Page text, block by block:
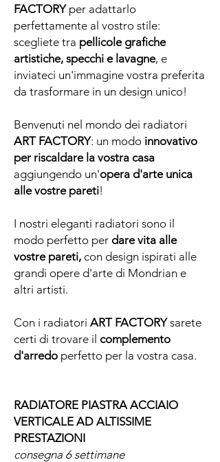
FACTORYper adattarlo
perfettamente al vostro stile:
scegliete tra pellicole grafiche
artistiche, specchi e lavagne, e
inviateci un'immagine vostra preferita
da trasformare in un design unico!
Benvenuti nel mondo dei radiatori
ART FACTORY: un modo innovativo
per riscaldare la vostra casa
aggiungendo un'opera d'arte unica
alle vostre pareti!
I nostri eleganti radiatori sono il
modo perfetto per dare vita alle
vostre pareti, con design ispirati alle
grandi opere d'arte di Mondrian e
altri artisti.
Con i radiatori ART FACTORYsarete
certi di trovare il complemento
d'arredo perfetto per la vostra casa.
RADIATORE PIASTRA ACCIAIO
VERTICALE AD ALTISSIME
PRESTAZIONI
consegna 6 settimane